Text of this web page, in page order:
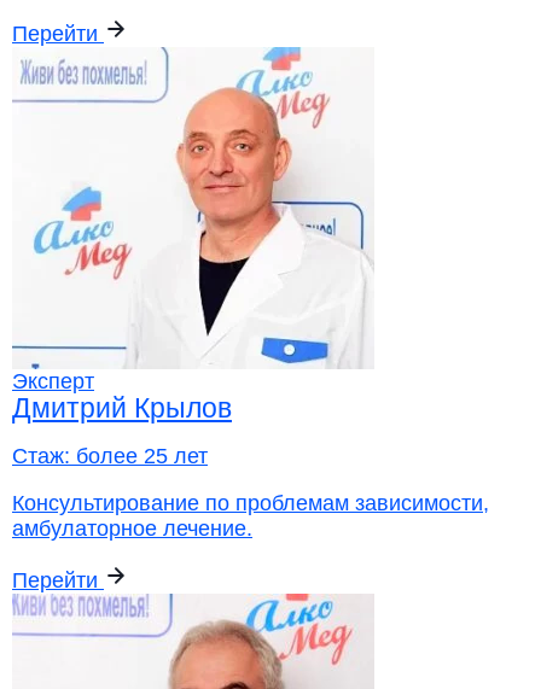
Перейти
Эксперт
Дмитрий Крылов
Стаж: более 25 лет
Консультирование по проблемам зависимости,
амбулаторное лечение.
Перейти